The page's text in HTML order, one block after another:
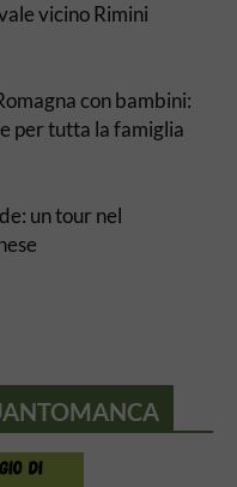
vicino Rimini
con bambini:
per tutta la famiglia
un tour nel